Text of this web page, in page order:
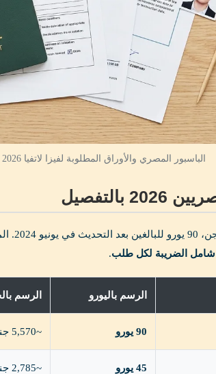
الباسبور المصري والأوراق المطلوبة لفيزا لاتفيا 2026 في VFS Global القاهرة
.
الرسم باليورو الرسم
90 يورو ~5,570 جنيه
45 يورو ~2,785 جنيه